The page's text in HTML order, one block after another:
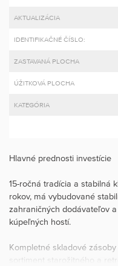
AKTUALIZÁCIA
IDENTIFIKAČNÉ ČÍSLO:
ZASTAVANÁ PLOCHA
ÚŽITKOVÁ PLOCHA
KATEGÓRIA
Hlavné prednosti investície
15-ročná tradícia a stabilná
rokov, má vybudované
zahraničných dodávateľov
kúpeľných hostí.
Kompletné skladové
sortiment starožitného a